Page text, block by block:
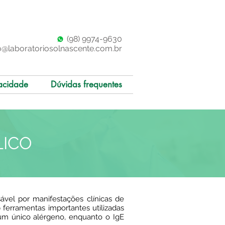
(98) 9974-9630
Dúvidas frequentes
por manifestações clínicas de
importantes utilizadas
único alérgeno, enquanto o IgE